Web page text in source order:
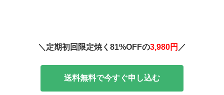
＼定期初回限定焼く81%OFFの3,980円 ／
送料無料で今すぐ申し込む